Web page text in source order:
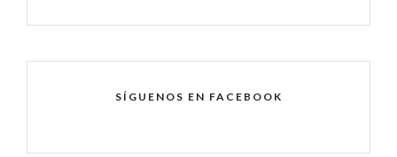
SÍGUENOS EN FACEBOOK